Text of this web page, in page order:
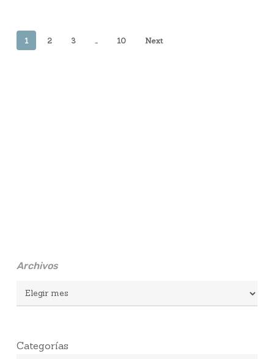
1 2 3 … 10 Next
Archivos
Archivos
Categorías